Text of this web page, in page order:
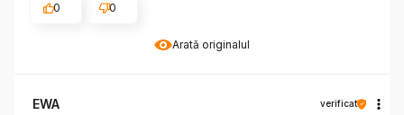
Arată originalul
0
0
EWA verificat